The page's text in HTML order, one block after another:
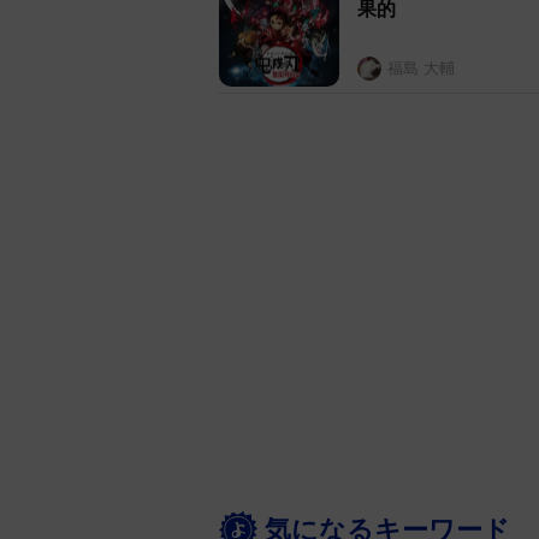
果的
福島 大輔
気になるキーワード